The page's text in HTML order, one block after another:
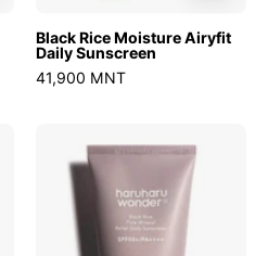
Black Rice Moisture Airyfit
Daily Sunscreen
41,900 MNT
Pure
Mineral
Relief